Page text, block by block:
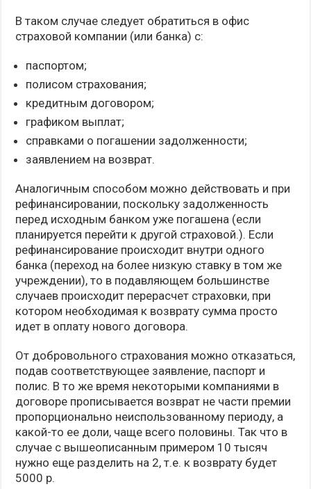
В таком случае следует обратиться в офис
страховой компании (или банка) с:
паспортом;
полисом страхования;
кредитным договором;
графиком выплат;
справками о погашении задолженности;
заявлением на возврат.
Аналогичным способом можно действовать и при
рефинансировании, поскольку задолженность
перед исходным банком уже погашена (если
планируется перейти к другой страховой.). Если
рефинансирование происходит внутри одного
банка (переход на более низкую ставку в том же
учреждении), то в подавляющем большинстве
случаев происходит перерасчет страховки, при
котором необходимая к возврату сумма просто
идет в оплату нового договора.
От добровольного страхования можно отказаться,
подав соответствующее заявление, паспорт и
полис. В то же время некоторыми компаниями в
договоре прописывается возврат не части премии
пропорционально неиспользованному периоду, а
какой-то ее доли, чаще всего половины. Так что в
случае с вышеописанным примером 10 тысяч
нужно еще разделить на 2, т.е. к возврату будет
5000 р.